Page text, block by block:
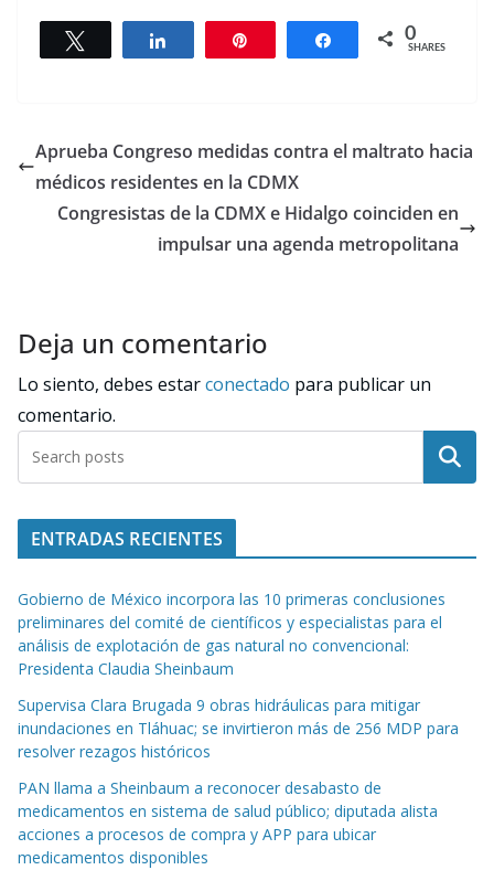
Share 0
SHARES
Aprueba Congreso medidas contra el maltrato hacia
médicos residentes en la CDMX
Congresistas de la CDMX e Hidalgo coinciden en
impulsar una agenda metropolitana
Deja un comentario
Lo siento, debes estarconectado para publicar un
comentario.
Buscar
ENTRADAS RECIENTES
Gobierno de México incorpora las 10 primeras conclusiones
preliminares del comité de científicos y especialistas para el
análisis de explotación de gas natural no convencional:
Presidenta Claudia Sheinbaum
Supervisa Clara Brugada 9 obras hidráulicas para mitigar
inundaciones en Tláhuac; se invirtieron más de 256 MDP para
resolver rezagos históricos
PAN llama a Sheinbaum a reconocer desabasto de
medicamentos en sistema de salud público; diputada alista
acciones a procesos de compra y APP para ubicar
medicamentos disponibles